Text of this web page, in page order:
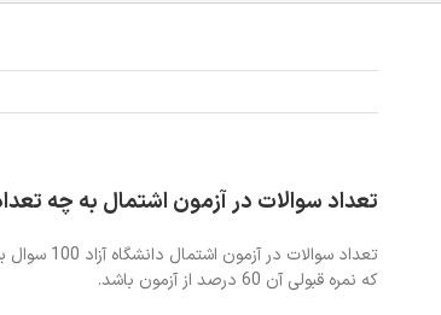
تعداد سوالات در آزمون اشتمال به چه
که نمره قبولی آن 60 درصد از آزمون باشد.